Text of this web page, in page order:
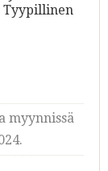
Tyypillinen
myynnissä